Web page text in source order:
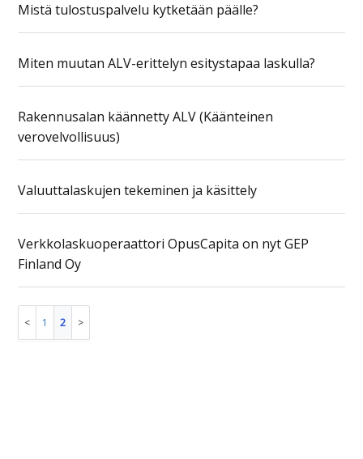
Mistä tulostuspalvelu kytketään päälle?
Miten muutan ALV-erittelyn esitystapaa laskulla?
Rakennusalan käännetty ALV (Käänteinen
verovelvollisuus)
Valuuttalaskujen tekeminen ja käsittely
Verkkolaskuoperaattori OpusCapita on nyt GEP
Finland Oy
1 2